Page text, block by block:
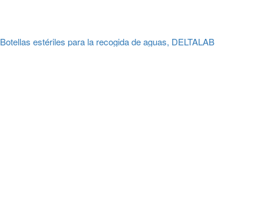
Botellas estériles para la recogida de aguas, DELTALAB